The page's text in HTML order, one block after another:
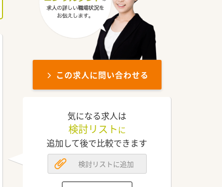
この求人に問い合わせる
気になる求人は
検討リスト に
追加して後で比較できます
検討リストに追加